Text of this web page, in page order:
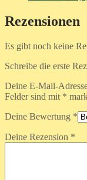
Rezensionen
Es gibt noch keine
Schreibe die erste
Deine E-Mail-
Felder sind mit *
Deine Bewertung *
Deine Rezension *